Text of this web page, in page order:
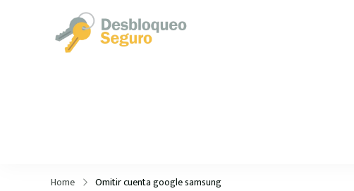
Home Omitir cuenta google samsung